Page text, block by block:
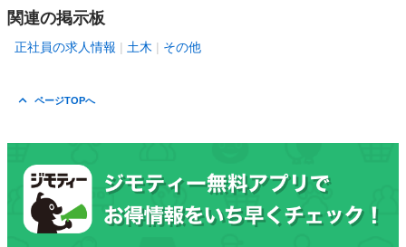
関連の掲示板
正社員の求人情報 土木 その他
ページTOPへ